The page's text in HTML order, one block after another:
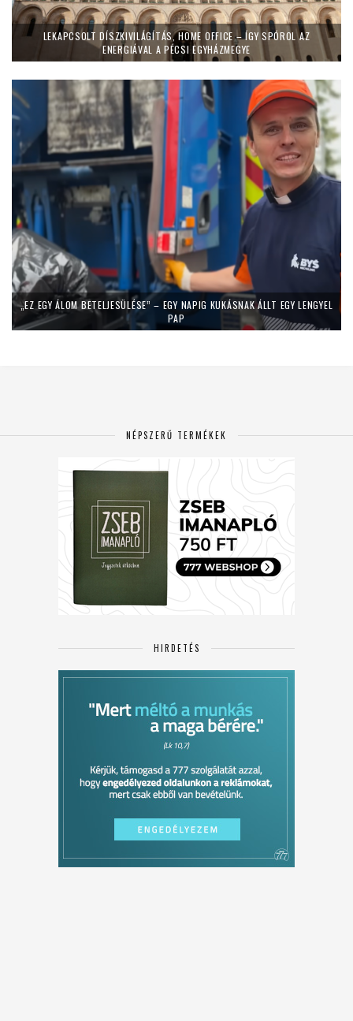
LEKAPCSOLT DÍSZKIVILÁGÍTÁS, HOME OFFICE – ÍGY SPÓROL AZ
ENERGIÁVAL A PÉCSI EGYHÁZMEGYE
„EZ EGY ÁLOM BETELJESÜLÉSE” – EGY NAPIG KUKÁSNAK ÁLLT EGY LENGYEL
PAP
NÉPSZERŰ TERMÉKEK
HIRDETÉS